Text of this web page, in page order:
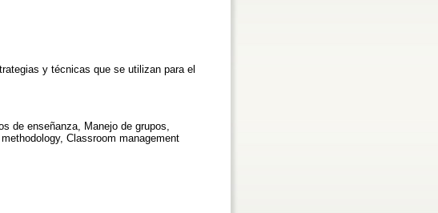
y técnicas que se utilizan para el
de enseñanza, Manejo de grupos,
Classroom management